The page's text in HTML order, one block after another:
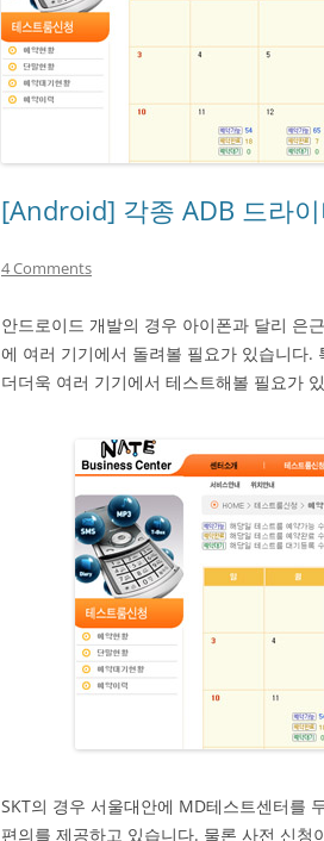
[Android] 각종 ADB 드라
4 Comments
안드로이드 개발의 경우 아이폰과 달리 은
에 여러 기기에서 돌려볼 필요가 있습니다.
더더욱 여러 기기에서 테스트해볼 필요가
SKT의 경우 서울대안에 MD테스트센터를
편의를 제공하고 있습니다. 물론 사전 신청